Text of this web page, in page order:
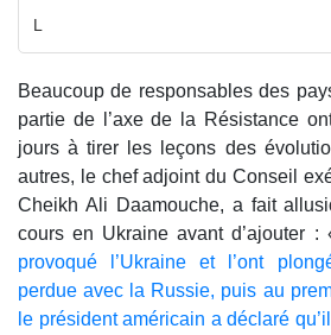
L
Beaucoup de responsables des
partie de l’axe de la Résistance
jours à tirer les leçons des
autres, le chef adjoint du Conseil
Cheikh Ali Daamouche, a fait
cours en Ukraine avant d’ajouter :
provoqué l’Ukraine et l’ont
perdue avec la Russie, puis au
le président américain a déclaré